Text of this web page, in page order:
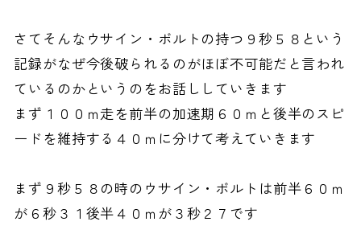
さてそんなウサイン・ボルトの持つ９秒５８という
記録がなぜ今後破られるのがほぼ不可能だと言われ
ているのかというのをお話ししていきます
まず１００ｍ走を前半の加速期６０ｍと後半のスピ
ードを維持する４０ｍに分けて考えていきます
まず９秒５８の時のウサイン・ボルトは前半６０ｍ
が６秒３１後半４０ｍが３秒２７です